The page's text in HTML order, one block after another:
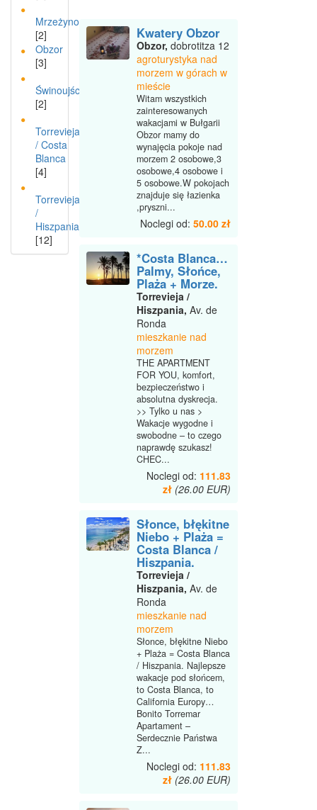
Mrzeżyno
[2]
Obzor
[3]
Świnoujście
[2]
Torrevieja
/ Costa
Blanca
[4]
Torrevieja
/
Hiszpania
[12]
Kwatery Obzor
Obzor, dobrotitza 12
agroturystyka nad
morzem w górach w
mieście
Witam wszystkich
zainteresowanych
wakacjami w Bułgarii
Obzor mamy do
wynajęcia pokoje nad
morzem 2 osobowe,3
osobowe,4 osobowe i
5 osobowe.W pokojach
znajduje się łazienka
,pryszni...
Noclegi od: 50.00 zł
*Costa Blanca…
Palmy, Słońce,
Plaża + Morze.
Torrevieja /
Hiszpania, Av. de
Ronda
mieszkanie nad
morzem
THE APARTMENT
FOR YOU, komfort,
bezpieczeństwo i
absolutna dyskrecja.
>> Tylko u nas >
Wakacje wygodne i
swobodne – to czego
naprawdę szukasz!
CHEC...
Noclegi od: 111.83
zł (26.00 EUR)
Słonce, błękitne
Niebo + Plaża =
Costa Blanca /
Hiszpania.
Torrevieja /
Hiszpania, Av. de
Ronda
mieszkanie nad
morzem
Słonce, błękitne Niebo
+ Plaża = Costa Blanca
/ Hiszpania. Najlepsze
wakacje pod słońcem,
to Costa Blanca, to
California Europy…
Bonito Torremar
Apartament –
Serdecznie Państwa
Z...
Noclegi od: 111.83
zł (26.00 EUR)